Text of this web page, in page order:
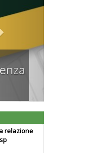
26
relazione